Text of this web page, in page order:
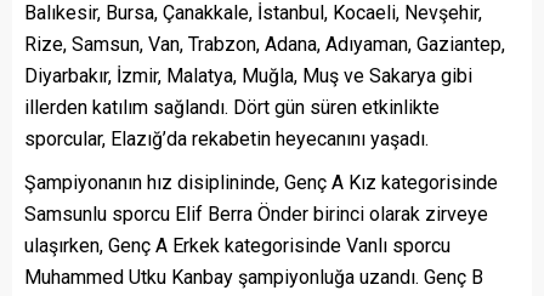
Balıkesir, Bursa, Çanakkale, İstanbul, Kocaeli, Nevşehir,
Rize, Samsun, Van, Trabzon, Adana, Adıyaman, Gaziantep,
Diyarbakır, İzmir, Malatya, Muğla, Muş ve Sakarya gibi
illerden katılım sağlandı. Dört gün süren etkinlikte
sporcular, Elazığ’da rekabetin heyecanını yaşadı.
Şampiyonanın hız disiplininde, Genç A Kız kategorisinde
Samsunlu sporcu Elif Berra Önder birinci olarak zirveye
ulaşırken, Genç A Erkek kategorisinde Vanlı sporcu
Muhammed Utku Kanbay şampiyonluğa uzandı. Genç B